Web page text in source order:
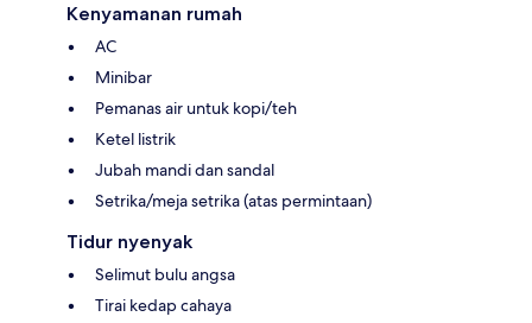
Kenyamanan rumah
AC
Minibar
Pemanas air untuk kopi/teh
Ketel listrik
Jubah mandi dan sandal
Setrika/meja setrika (atas permintaan)
Tidur nyenyak
Selimut bulu angsa
Tirai kedap cahaya